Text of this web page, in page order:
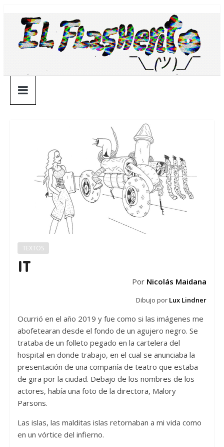
contenido
¯\_(ツ)_/
¯
TEXTOS
IT
Por Nicolás Maidana
Dibujo por Lux Lindner
Ocurrió en el año 2019 y fue como si las imágenes me
abofetearan desde el fondo de un agujero negro. Se
trataba de un folleto pegado en la cartelera del
hospital en donde trabajo, en el cual se anunciaba la
presentación de una compañía de teatro que estaba
de gira por la ciudad. Debajo de los nombres de los
actores, había una foto de la directora, Malory
Parsons.
Las islas, las malditas islas retornaban a mi vida como
en un vórtice del infierno.